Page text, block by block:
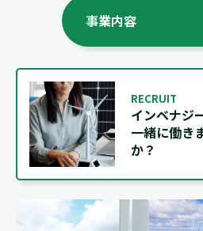
事業内容
RECRUIT
インベナジ
一緒に働き
か？